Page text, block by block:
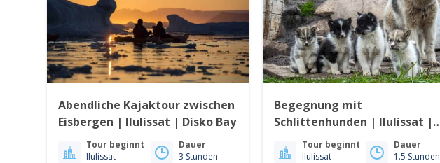
Abendliche Kajaktour zwischen
Eisbergen | Ilulissat | Disko Bay
Tour beginnt
Ilulissat
Dauer
3 Stunden
Begegnung mit
Schlittenhunden | Ilulissat |
Disko-Bucht
Tour beginnt
Ilulissat
Dauer
1.5 Stunden